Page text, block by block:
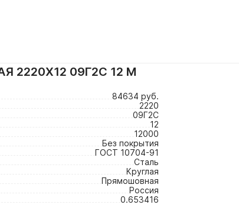
2220Х12 09Г2С 12 М
84634 руб.
2220
09Г2С
12
12000
Без покрытия
ГОСТ 10704-91
Сталь
Круглая
Прямошовная
Россия
0.653416